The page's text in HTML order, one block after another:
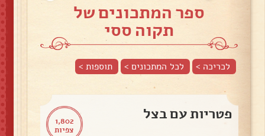
ספר המתכונים של
תקוה ססי
לכריכה > לכל המתכונים > תוספות>
1,802
צפיות
פטריות עם בצל